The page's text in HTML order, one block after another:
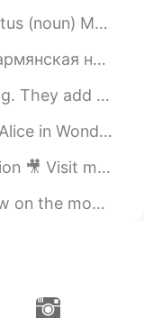
كفاكم غباءً كل
غباءً هو
ويقول أنه
2019.12.26 20:58
2019.12.26 20:48
(1): “Many of my Chinese...
Georgian, and Armenian fol...
to a place. And I can al...
in a Little Bill ☕☕☕☕☕☕☕☕...
more 👉https://bit.ly/3fwv3Av
este con nieve en la...